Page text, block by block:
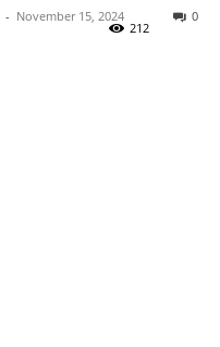
- November 15, 2024 0
212